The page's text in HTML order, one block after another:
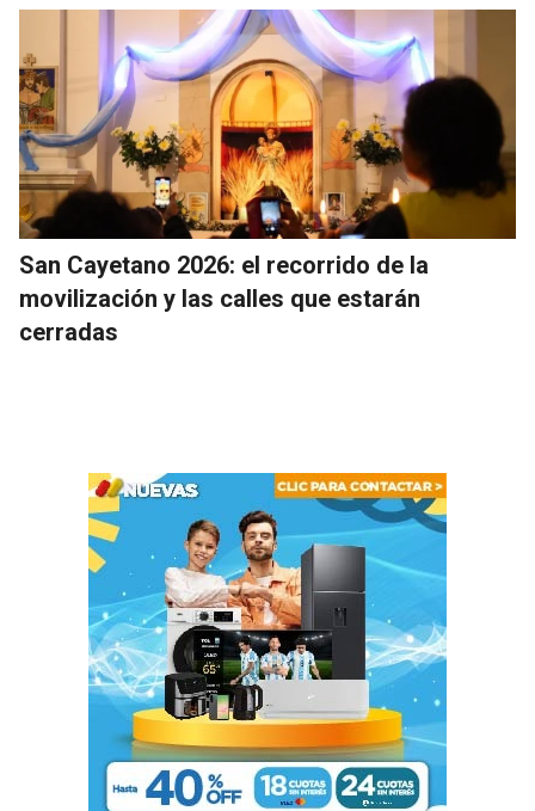
San Cayetano 2026: el recorrido de la
movilización y las calles que estarán
cerradas